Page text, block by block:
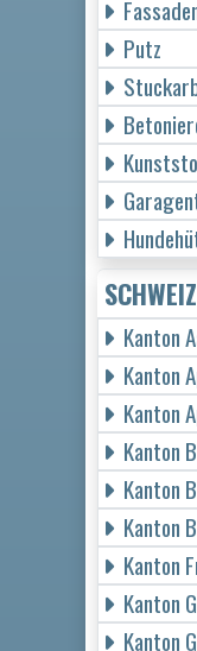
Putz
SCHWEIZ
Kanton
Kanton
Kanton
Kanton
Kanton
Kanton
Kanton
Kanton
Kanton